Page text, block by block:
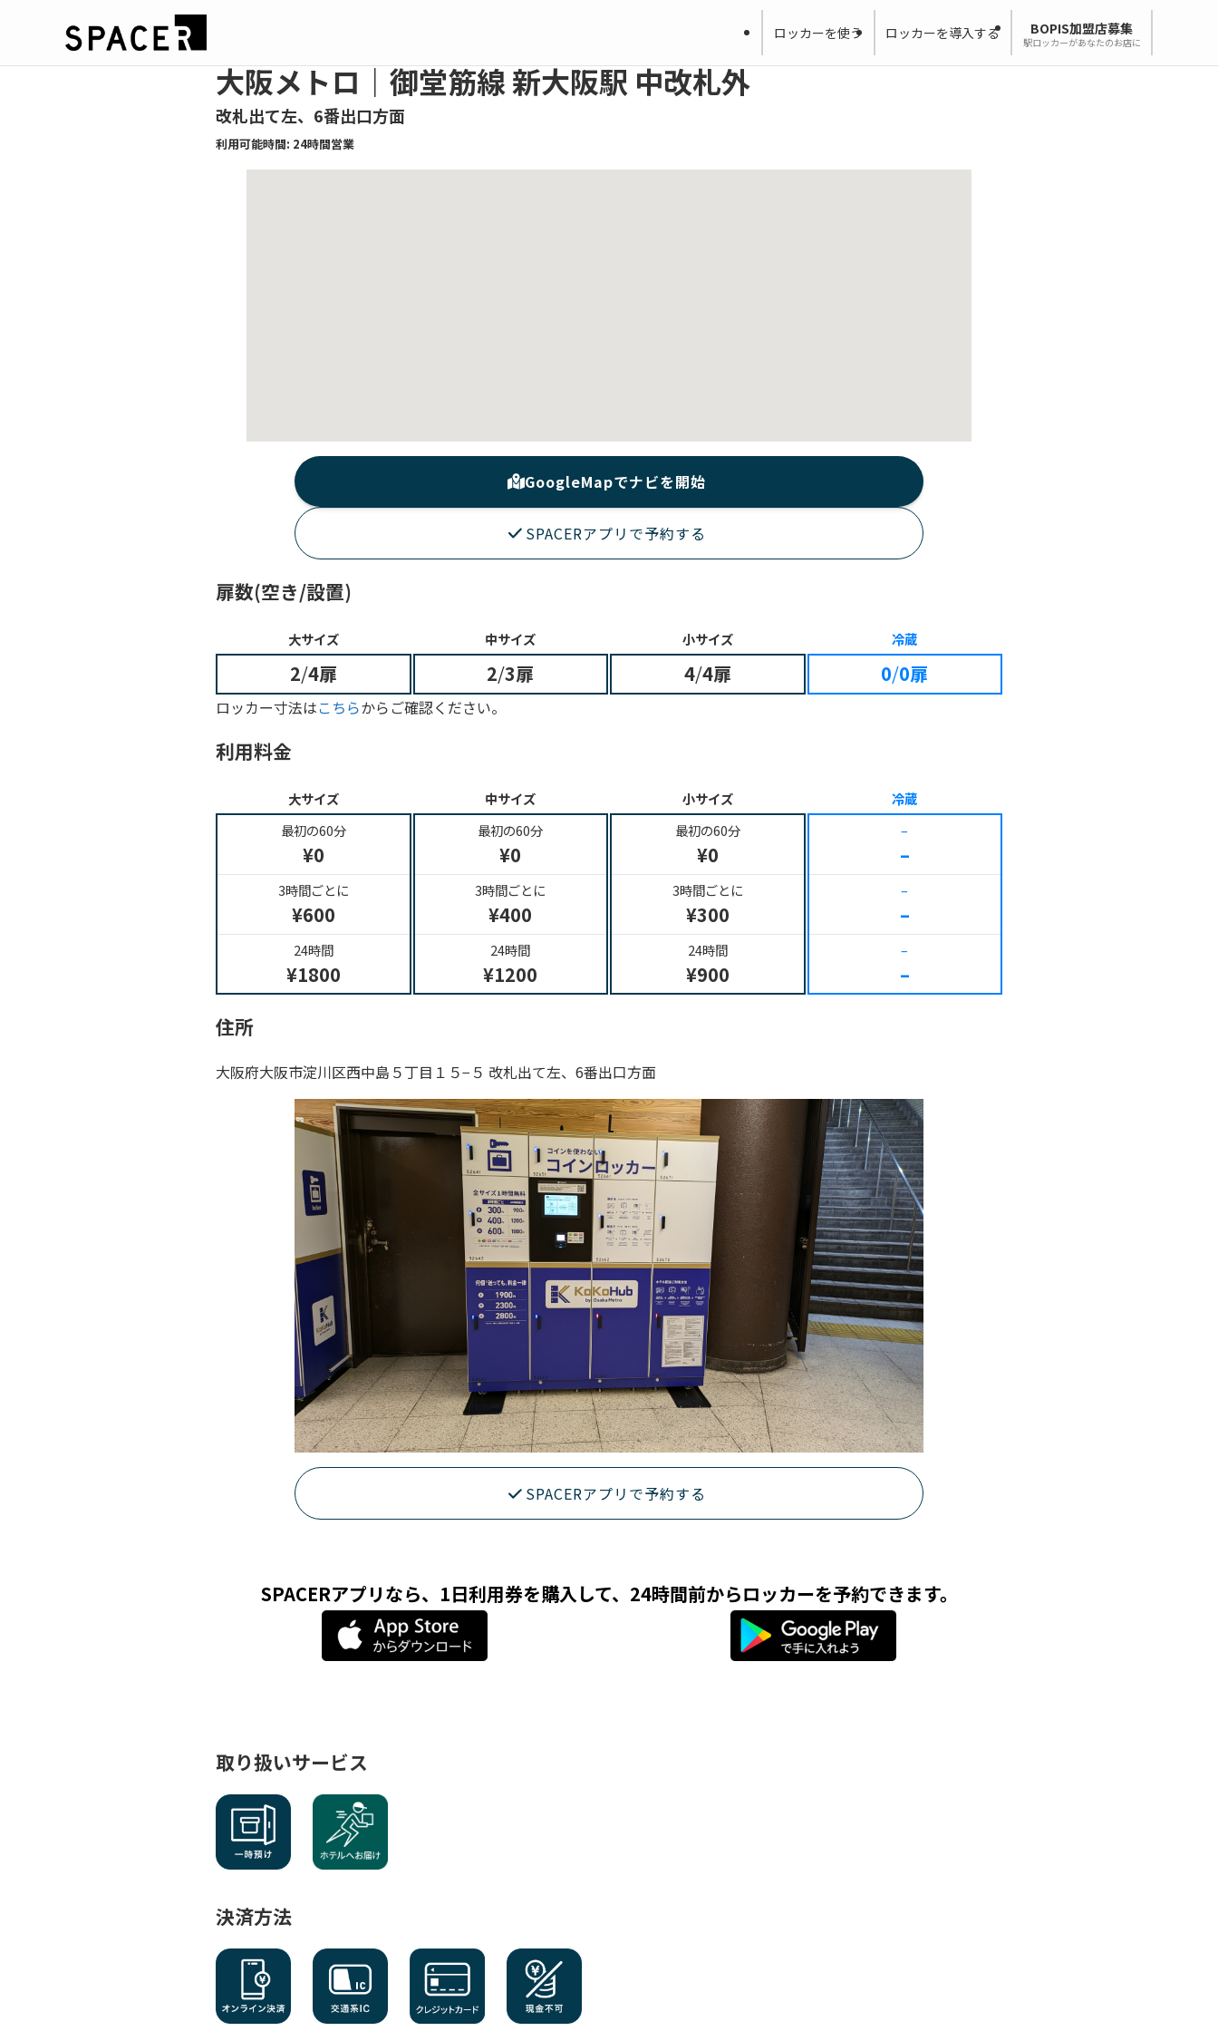
ロッカーを使う ロッカーを導入する BOPIS加盟店募集
駅ロッカーがあなたのお店に
大阪メトロ｜御堂筋線 新大阪駅 中改札外
改札出て左、6番出口方面
利用可能時間: 24時間営業
GoogleMapでナビを開始
SPACERアプリで予約する
扉数(空き/設置)
大サイズ 中サイズ 小サイズ 冷蔵
2/4扉 2/3扉 4/4扉 0/0扉
ロッカー寸法はこちらからご確認ください。
利用料金
大サイズ 中サイズ 小サイズ
冷蔵
最初の60分
¥0
3時間ごとに
¥600
24時間
¥1800
最初の60分
¥0
3時間ごとに
¥400
24時間
¥1200
最初の60分
¥0
3時間ごとに
¥300
24時間
¥900
–
–
–
–
–
–
住所
大阪府大阪市淀川区西中島５丁目１５−５ 改札出て左、6番出口方面
SPACERアプリで予約する
SPACERアプリなら、1日利用券を購入して、24時間前からロッカーを予約できます。
取り扱いサービス
決済方法